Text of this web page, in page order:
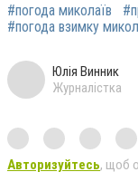
#погода миколаїв
#погода взимку
Юлія Винник
Журналістка
Авторизуйтесь, щоб